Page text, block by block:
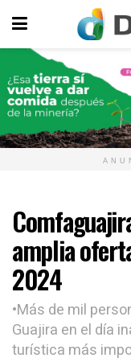
amplia
2024
•Más de mil
Guajira en el día
turística más